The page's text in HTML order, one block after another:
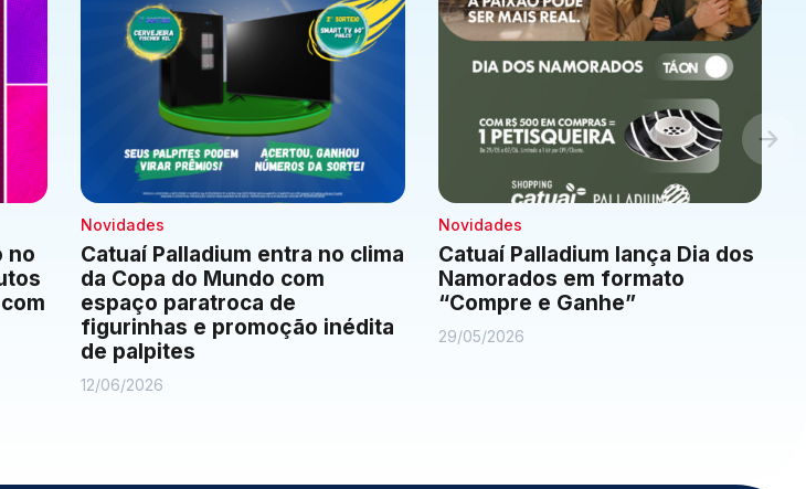
no
Novidades
Catuaí Palladium entra no clima
da Copa do Mundo com
espaço paratroca de
figurinhas e promoção inédita
de palpites
12/06/2026
Novidades
Catuaí Palladium lança Dia dos
Namorados em formato
“Compre e Ganhe”
29/05/2026